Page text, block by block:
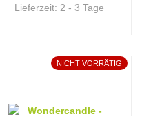
Lieferzeit: 2 - 3 Tage
NICHT VORRÄTIG